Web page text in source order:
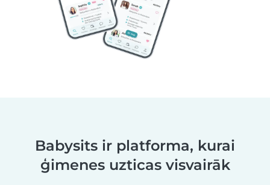
Babysits ir platforma, kurai
ģimenes uzticas visvairāk